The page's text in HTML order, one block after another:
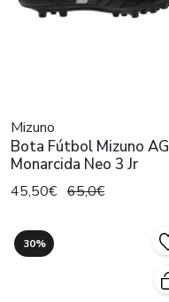
Mizuno
Bota Fútbol Mizuno AG
Monarcida Neo 3 Jr
45,50€ 65,0€
30%